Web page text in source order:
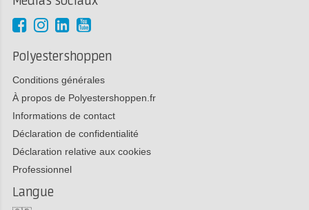
Polyestershoppen
Conditions générales
À propos de Polyestershoppen.fr
Informations de contact
Déclaration de confidentialité
Déclaration relative aux cookies
Professionnel
Langue